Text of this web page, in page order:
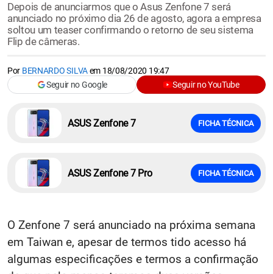
Depois de anunciarmos que o Asus Zenfone 7 será
anunciado no próximo dia 26 de agosto, agora a empresa
soltou um teaser confirmando o retorno de seu sistema
Flip de câmeras.
Por BERNARDO SILVAem 18/08/2020 19:47
Seguir no Google
Seguir no YouTube
ASUS Zenfone 7 FICHA TÉCNICA
ASUS Zenfone 7 Pro FICHA TÉCNICA
O Zenfone 7 será anunciado na próxima semana
em Taiwan e, apesar de termos tido acesso há
algumas especificações e termos a confirmação